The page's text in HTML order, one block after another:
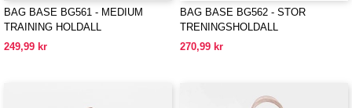
BAG BASE BG561 - MEDIUM
TRAINING HOLDALL
249,99 kr
BAG BASE BG562 - STOR
TRENINGSHOLDALL
270,99 kr